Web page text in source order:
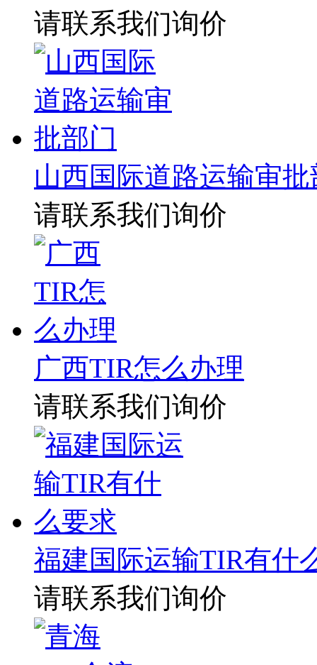
请联系我们询价
山西国际道路运输审
请联系我们询价
广西TIR怎么办理
请联系我们询价
福建国际运输TIR有什
请联系我们询价